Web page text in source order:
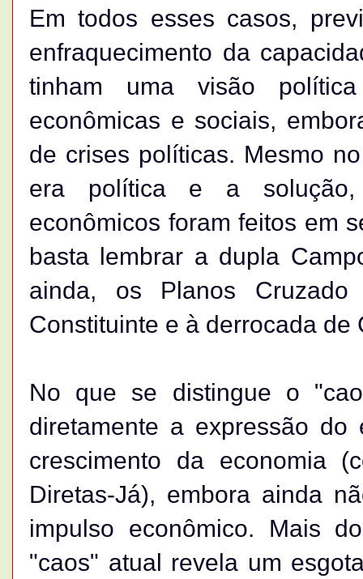
Em todos esses casos,
enfraquecimento da
tinham uma visão
econômicas e sociais,
de crises políticas. Mesmo
era política e a solução,
econômicos foram feitos em
basta lembrar a dupla
ainda, os Planos
Constituinte e à derrocada de
No que se distingue o
diretamente a expressão
crescimento da economia
Diretas-Já), embora ainda
impulso econômico. Mais
"caos" atual revela um